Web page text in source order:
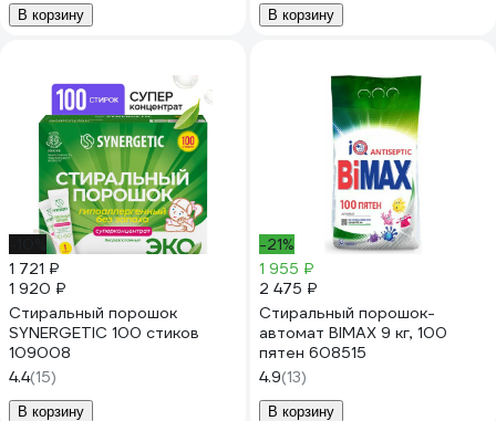
В корзину В корзину
1 721 ₽
1 920 ₽
Стиральный порошок
SYNERGETIC 100 стиков
109008
4.4(15)
В корзину
-21%
1 955 ₽
2 475 ₽
Стиральный порошок-
автомат BIMAX 9 кг, 100
пятен 608515
4.9(13)
В корзину